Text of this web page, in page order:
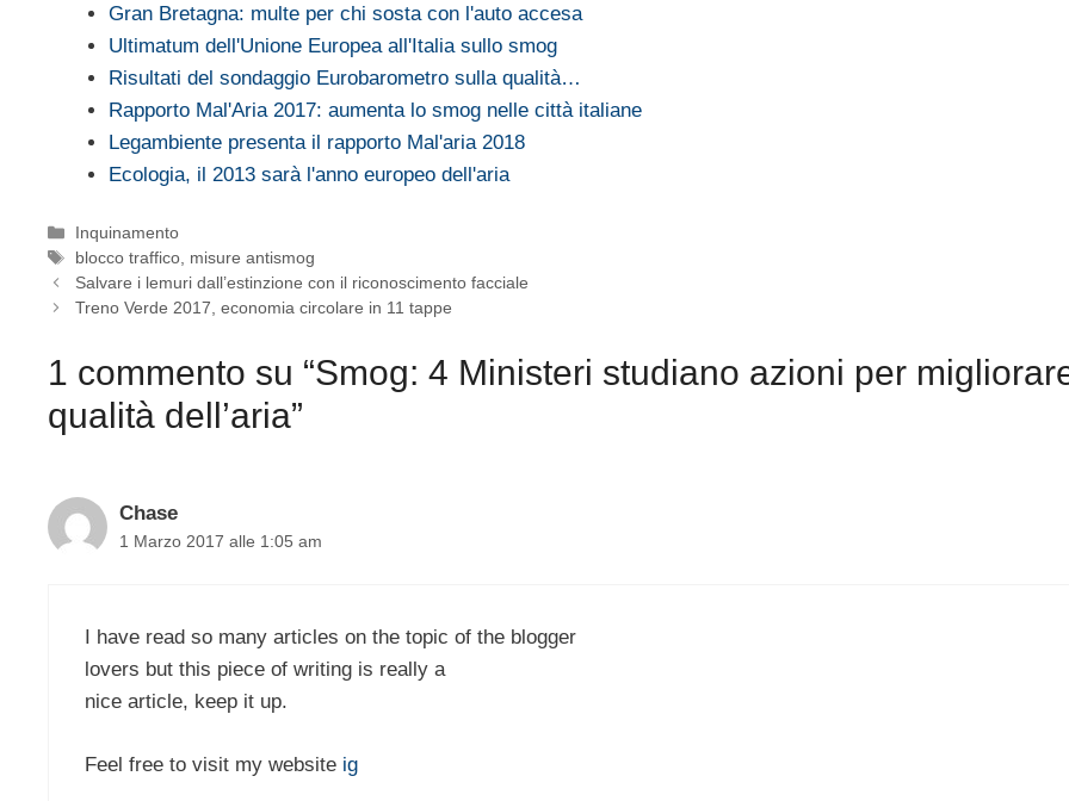
Gran Bretagna: multe per chi sosta con l'auto accesa
Ultimatum dell'Unione Europea all'Italia sullo smog
Risultati del sondaggio Eurobarometro sulla qualità…
Rapporto Mal'Aria 2017: aumenta lo smog nelle città italiane
Legambiente presenta il rapporto Mal'aria 2018
Ecologia, il 2013 sarà l'anno europeo dell'aria
Categorie
Inquinamento
Tag
blocco traffico, misure antismog
Salvare i lemuri dall’estinzione con il riconoscimento facciale
Treno Verde 2017, economia circolare in 11 tappe
1 commento su “Smog: 4 Ministeri studiano azioni per
qualità dell’aria”
Chase
1 Marzo 2017 alle 1:05 am
I have read so many articles on the topic of the blogger
lovers but this piece of writing is really a
nice article, keep it up.
Feel free to visit my website ig